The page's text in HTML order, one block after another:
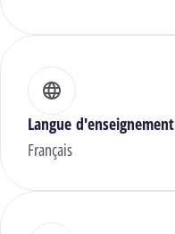
Langue d'enseignement
Français